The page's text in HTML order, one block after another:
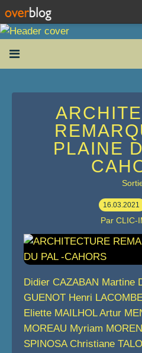
PLAINE
16.03.2021
Par CLIC-
Didier CAZABAN Martine
GUENOT Henri
Eliette MAILHOL Artur
MOREAU Myriam
SPINOSA Christiane